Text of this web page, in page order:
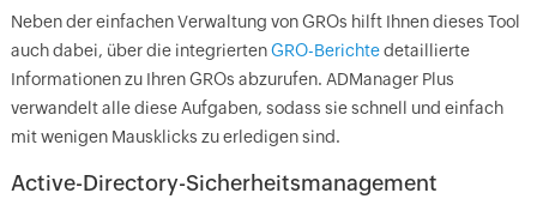
Neben der einfachen Verwaltung von GROs hilft Ihnen dieses Tool
auch dabei, über die integriertenGRO-Berichtedetaillierte
Informationen zu Ihren GROs abzurufen. ADManager Plus
verwandelt alle diese Aufgaben, sodass sie schnell und einfach
mit wenigen Mausklicks zu erledigen sind.
Active-Directory-Sicherheitsmanagement